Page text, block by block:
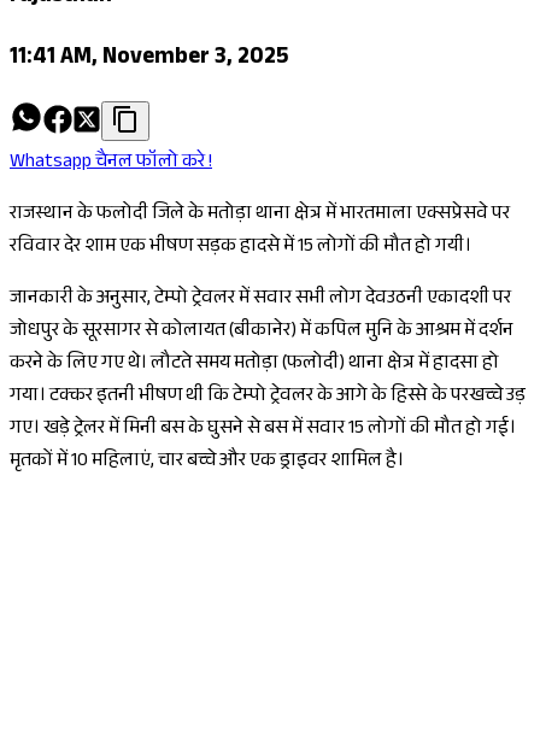
11:41 AM, November 3, 2025
Whatsapp चैनल फॉलो करे !
राजस्थान के फलोदी जिले के मतोड़ा थाना क्षेत्र में भारतमाला एक्सप्रेसवे पर
रविवार देर शाम एक भीषण सड़क हादसे में 15 लोगों की मौत हो गयी।
जानकारी के अनुसार, टेम्पो ट्रेवलर में सवार सभी लोग देवउठनी एकादशी पर
जोधपुर के सूरसागर से कोलायत (बीकानेर) में कपिल मुनि के आश्रम में दर्शन
करने के लिए गए थे। लौटते समय मतोड़ा (फलोदी) थाना क्षेत्र में हादसा हो
गया। टक्कर इतनी भीषण थी कि टेम्पो ट्रेवलर के आगे के हिस्से के परखच्चे उड़
गए। खड़े ट्रेलर में मिनी बस के घुसने से बस में सवार 15 लोगों की मौत हो गई।
मृतकों में 10 महिलाएं, चार बच्चे और एक ड्राइवर शामिल है।